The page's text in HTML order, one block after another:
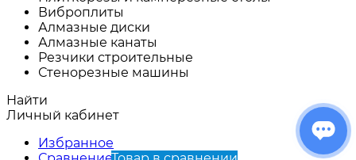
Виброплиты
Алмазные диски
Алмазные канаты
Резчики строительные
Стенорезные машины
Найти
Личный кабинет
Избранное